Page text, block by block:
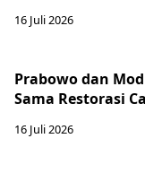
16 Juli 2026
Prabowo dan
Sama Restorasi
16 Juli 2026